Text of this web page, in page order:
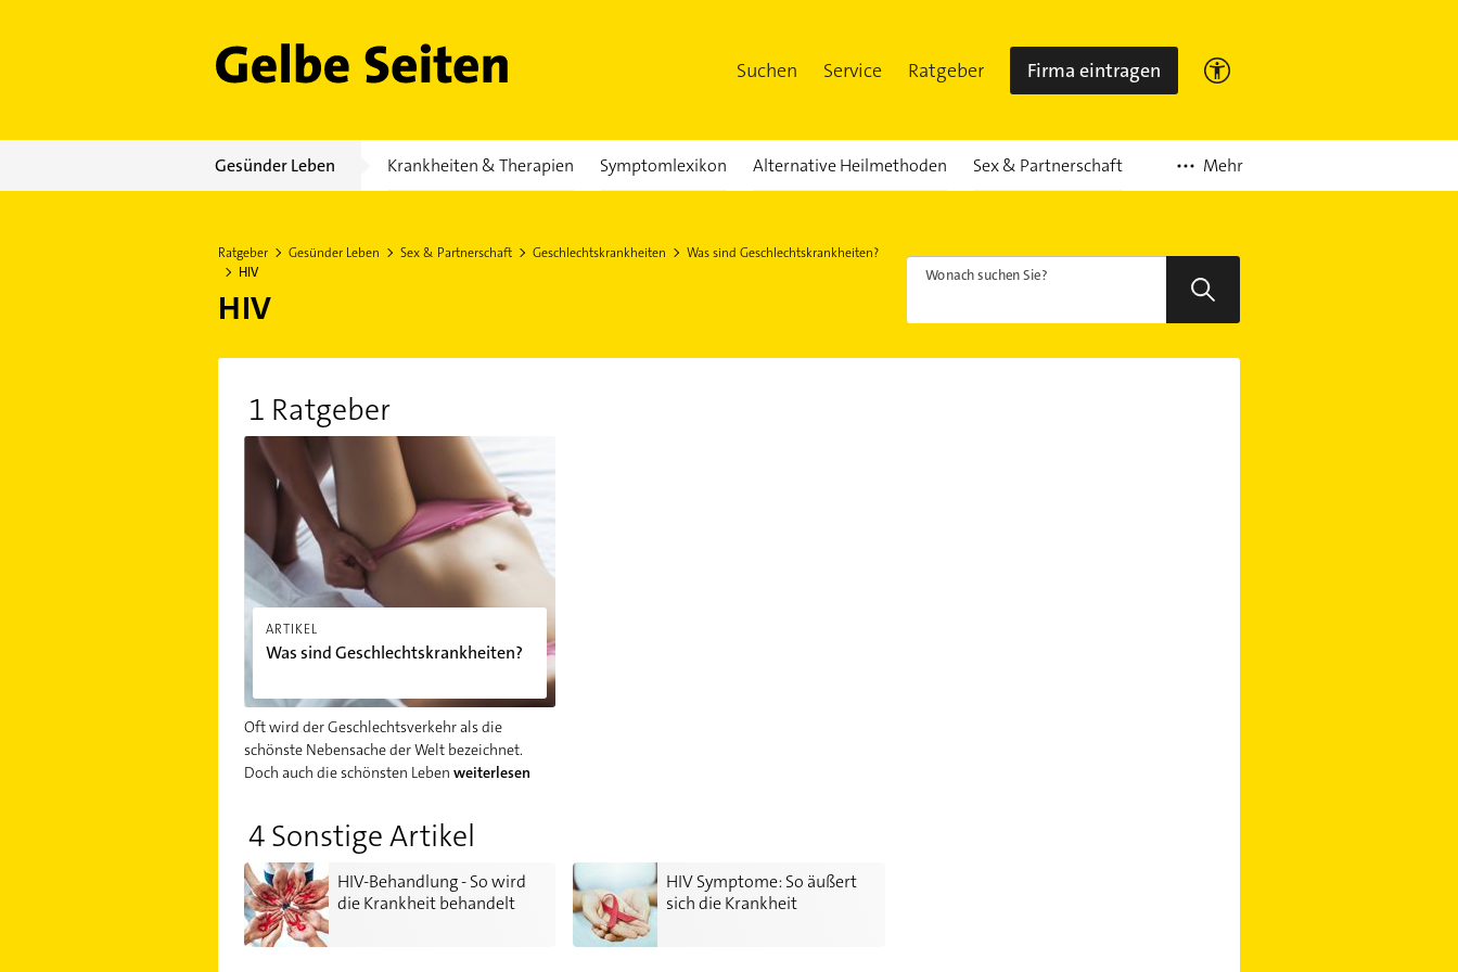
Gelbe Seiten Suchen Service Ratgeber Firma eintragen
Gesünder Leben Krankheiten & Therapien Symptomlexikon Alternative Heilmethoden Sex & Partnerschaft Mehr
Ratgeber Gesünder Leben Sex & Partnerschaft Geschlechtskrankheiten
Was sind Geschlechtskrankheiten?
HIV
HIV
Wonach suchen Sie?
1 Ratgeber
ARTIKEL
Was sind Geschlechtskrankheiten?
Oft wird der Geschlechtsverkehr als die
schönste Nebensache der Welt bezeichnet.
Doch auch die schönsten Leben weiterlesen
Was sind Geschlechtskrankheiten?
4 Sonstige Artikel
HIV-Behandlung - So wird
die Krankheit behandelt
HIV-Behandlung - So wird die Krankheit behandelt
HIV Symptome: So äußert
sich die Krankheit
HIV Symptome: So äußert sich die Krankheit